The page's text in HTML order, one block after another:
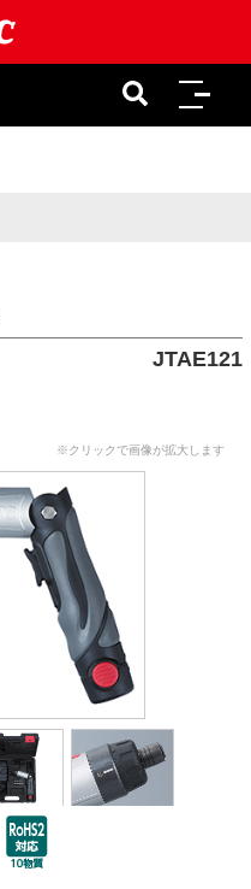
JTAE121
※クリックで画像が拡大します